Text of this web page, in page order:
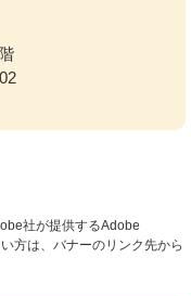
社が提供するAdobe
方は、バナーのリンク先から